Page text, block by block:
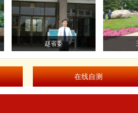
赵省委 王
在线自测